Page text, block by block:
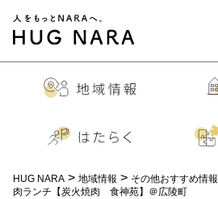
HUG NARA > 地域情報 > その他おすすめ情報
肉ランチ【炭火焼肉 食神苑】＠広陵町